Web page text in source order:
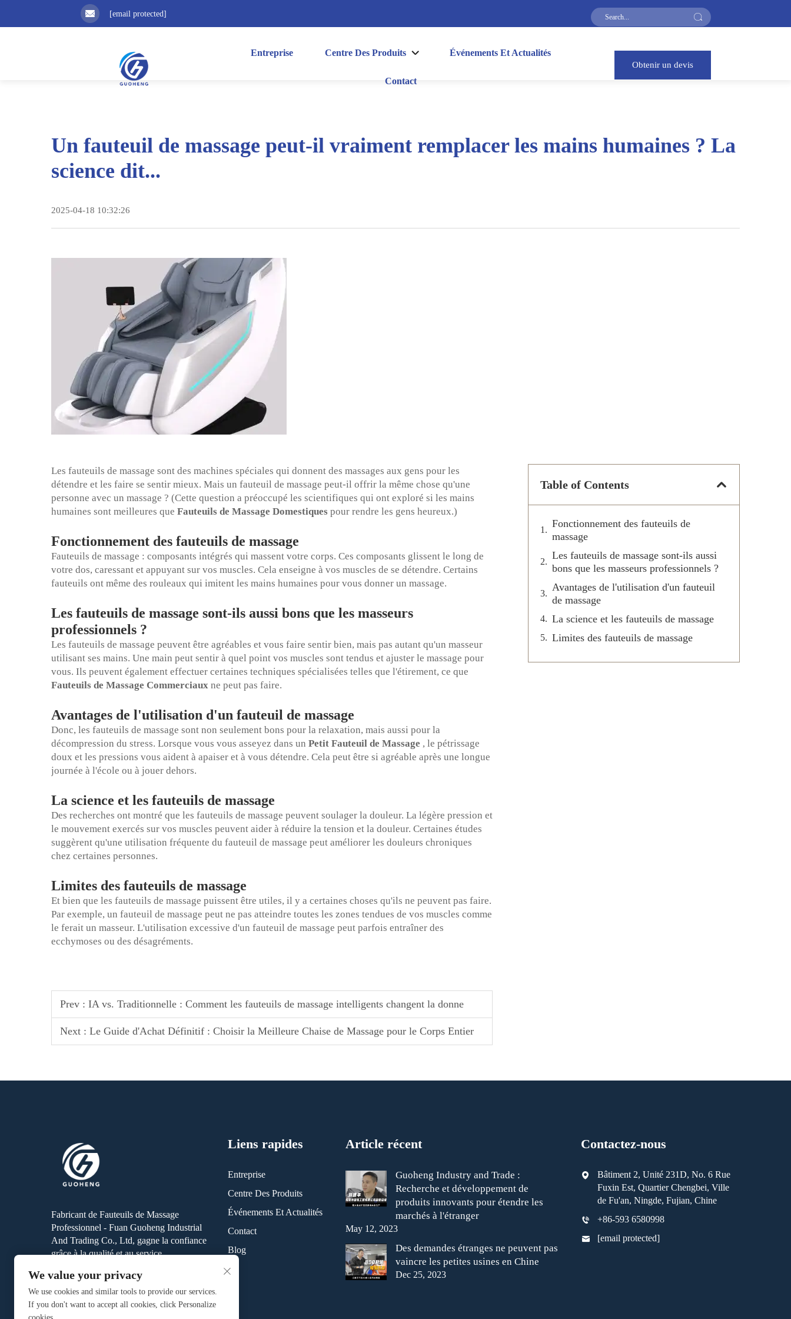
[email protected]
Entreprise Centre Des Produits Événements Et Actualités
Contact
Obtenir un devis
Un fauteuil de massage peut-il vraiment remplacer les mains humaines ? La
science dit...
2025-04-18 10:32:26
Les fauteuils de massage sont des machines spéciales qui donnent des massages aux gens pour les
détendre et les faire se sentir mieux. Mais un fauteuil de massage peut-il offrir la même chose qu'une
personne avec un massage ? (Cette question a préoccupé les scientifiques qui ont exploré si les mains
humaines sont meilleures que Fauteuils de Massage Domestiques pour rendre les gens heureux.)
Fonctionnement des fauteuils de massage
Fauteuils de massage : composants intégrés qui massent votre corps. Ces composants glissent le long de
votre dos, caressant et appuyant sur vos muscles. Cela enseigne à vos muscles de se détendre. Certains
fauteuils ont même des rouleaux qui imitent les mains humaines pour vous donner un massage.
Les fauteuils de massage sont-ils aussi bons que les masseurs
professionnels ?
Les fauteuils de massage peuvent être agréables et vous faire sentir bien, mais pas autant qu'un masseur
utilisant ses mains. Une main peut sentir à quel point vos muscles sont tendus et ajuster le massage pour
vous. Ils peuvent également effectuer certaines techniques spécialisées telles que l'étirement, ce que
Fauteuils de Massage Commerciaux ne peut pas faire.
Avantages de l'utilisation d'un fauteuil de massage
Donc, les fauteuils de massage sont non seulement bons pour la relaxation, mais aussi pour la
décompression du stress. Lorsque vous vous asseyez dans un Petit Fauteuil de Massage , le pétrissage
doux et les pressions vous aident à apaiser et à vous détendre. Cela peut être si agréable après une longue
journée à l'école ou à jouer dehors.
La science et les fauteuils de massage
Des recherches ont montré que les fauteuils de massage peuvent soulager la douleur. La légère pression et
le mouvement exercés sur vos muscles peuvent aider à réduire la tension et la douleur. Certaines études
suggèrent qu'une utilisation fréquente du fauteuil de massage peut améliorer les douleurs chroniques
chez certaines personnes.
Limites des fauteuils de massage
Et bien que les fauteuils de massage puissent être utiles, il y a certaines choses qu'ils ne peuvent pas faire.
Par exemple, un fauteuil de massage peut ne pas atteindre toutes les zones tendues de vos muscles comme
le ferait un masseur. L'utilisation excessive d'un fauteuil de massage peut parfois entraîner des
ecchymoses ou des désagréments.
Prev : IA vs. Traditionnelle : Comment les fauteuils de massage intelligents changent la donne
Next : Le Guide d'Achat Définitif : Choisir la Meilleure Chaise de Massage pour le Corps Entier
Table of Contents
Fonctionnement des fauteuils de
massage
Les fauteuils de massage sont-ils aussi
bons que les masseurs professionnels ?
Avantages de l'utilisation d'un fauteuil
de massage
La science et les fauteuils de massage
Limites des fauteuils de massage
Fabricant de Fauteuils de Massage
Professionnel - Fuan Guoheng Industrial
And Trading Co., Ltd, gagne la confiance
grâce à la qualité et au service.
Liens rapides
Entreprise
Centre Des Produits
Événements Et Actualités
Contact
Blog
Article récent
Guoheng Industry and Trade :
Recherche et développement de
produits innovants pour étendre les
marchés à l'étranger
May 12, 2023
Des demandes étranges ne peuvent pas
vaincre les petites usines en Chine
Dec 25, 2023
Contactez-nous
Bâtiment 2, Unité 231D, No. 6 Rue
Fuxin Est, Quartier Chengbei, Ville
de Fu'an, Ningde, Fujian, Chine
+86-593 6580998
[email protected]
We value your privacy
We use cookies and similar tools to provide our services.
If you don't want to accept all cookies, click Personalize